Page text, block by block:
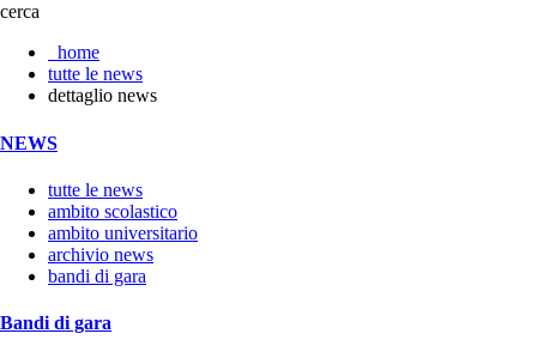
cerca
home
tutte le news
dettaglio news
NEWS
tutte le news
ambito scolastico
ambito universitario
archivio news
bandi di gara
Bandi di gara